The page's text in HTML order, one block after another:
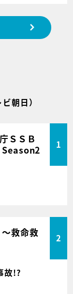
ビ朝日）
ＳＳＢ
Season2
1
救命救
2
故!?